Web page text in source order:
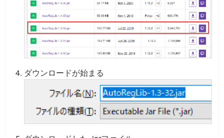
ダウンロードが始まる